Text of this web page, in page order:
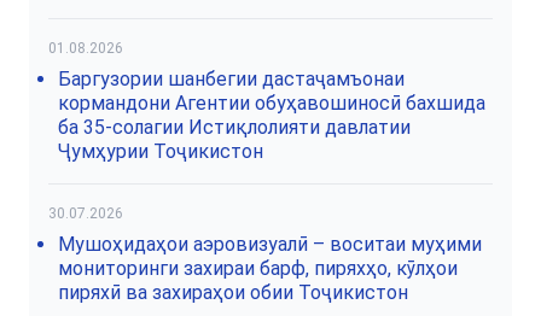
01.08.2026
Баргузории шанбегии дастаҷамъонаи
кормандони Агентии обуҳавошиносӣ бахшида
ба 35-солагии Истиқлолияти давлатии
Ҷумҳурии Тоҷикистон
30.07.2026
Мушоҳидаҳои аэровизуалӣ – воситаи муҳими
мониторинги захираи барф, пиряхҳо, кӯлҳои
пиряхӣ ва захираҳои обии Тоҷикистон